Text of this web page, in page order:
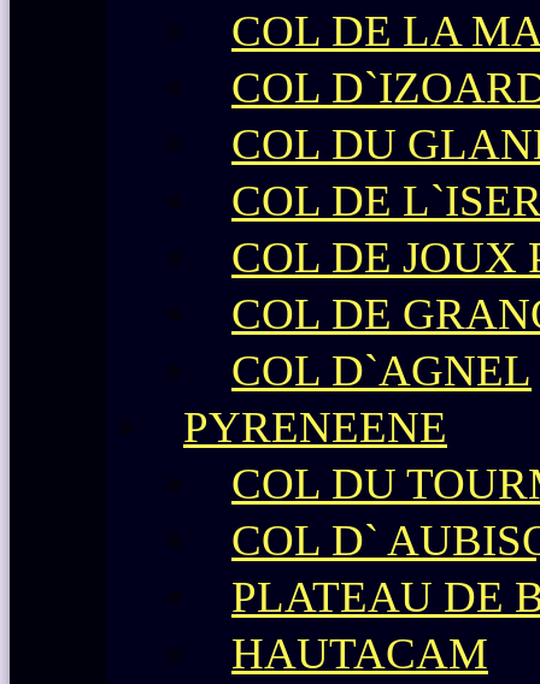
COL DE LA
COL
COL DU
COL DE
COL DE JOUX
COL DE
COL D`AGNEL
PYRENEENE
COL DU
COL D`
PLATEAU DE
HAUTACAM